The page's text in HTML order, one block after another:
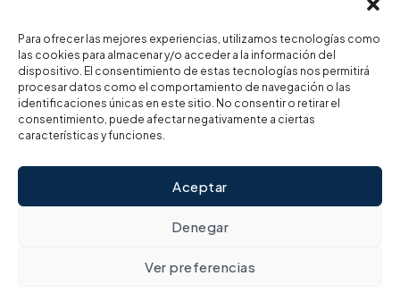
Para ofrecer las mejores experiencias, utilizamos tecnologías como
las cookies para almacenar y/o acceder a la información del
dispositivo. El consentimiento de estas tecnologías nos permitirá
procesar datos como el comportamiento de navegación o las
identificaciones únicas en este sitio. No consentir o retirar el
consentimiento, puede afectar negativamente a ciertas
características y funciones.
Aceptar
Denegar
Ver preferencias
CONTACTO
info@inbimo.com
+34 636 937 982
Valencia